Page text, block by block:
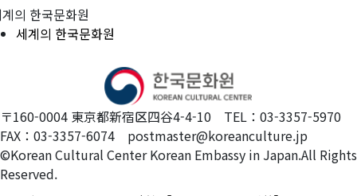
의 한국문화원
세계의 한국문화원
〒160-0004 東京都新宿区四谷4-4-10 TEL：03-3357-5970
FAX：03-3357-6074 postmaster@koreanculture.jp
©Korean Cultural Center Korean Embassy in Japan.All Rights
Reserved.